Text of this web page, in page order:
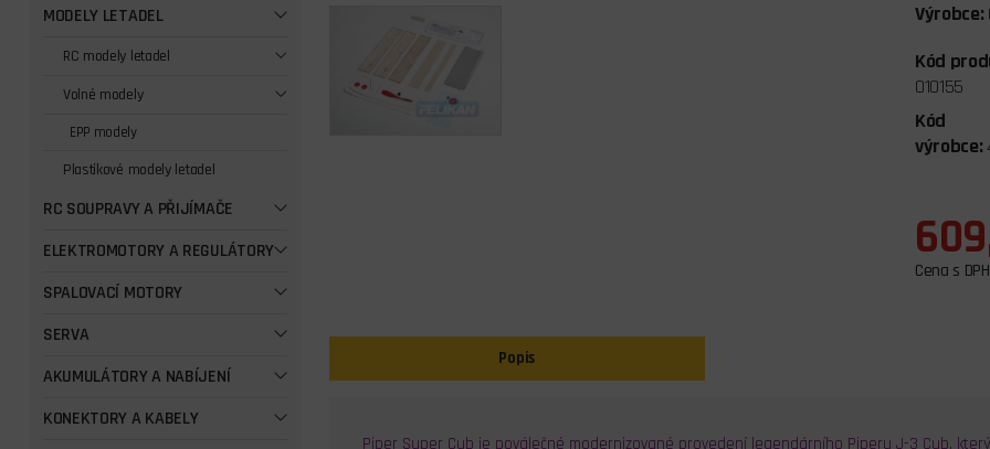
MODELY LETADEL
RC modely letadel
Volné modely
EPP modely
Plastikové modely letadel
RC SOUPRAVY A PŘIJÍMAČE
ELEKTROMOTORY A REGULÁTORY
SPALOVACÍ MOTORY
SERVA
AKUMULÁTORY A NABÍJENÍ
KONEKTORY A KABELY
Výrobce:
Kód
010155
Kód
výrobce:
Cena s DPH
Popis
Piper Super Cub je poválečné modernizované provedení legendárního Piperu J-3 Cub,